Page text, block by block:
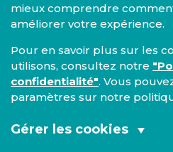
mieux comprendre
améliorer votre expérience.
Pour en savoir plus sur les
utilisons, consultez notre
confidentialité". Vous
paramètres sur notre
Gérer les cookies
Centre d'études du PS,
consacre à la recherche sur
économique, social, financier,
éthique, juridique et
IEV
1000 Bruxelles